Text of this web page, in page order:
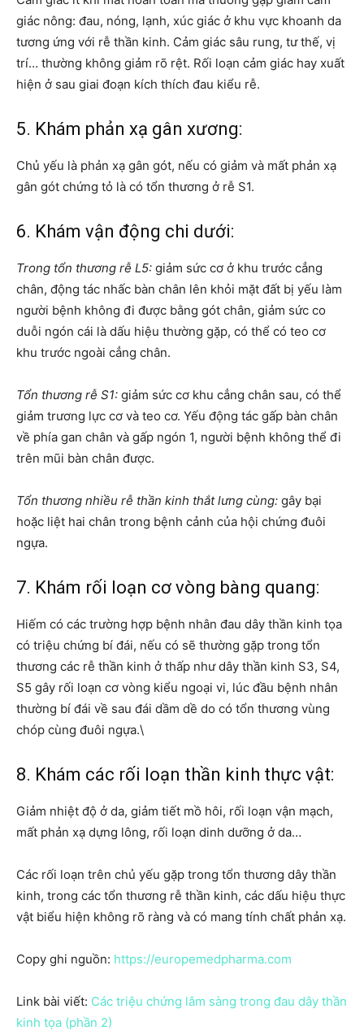
giác nông: đau, nóng, lạnh, xúc giác ở khu vực khoanh da
tương ứng với rễ thần kinh. Cảm giác sâu rung, tư thế, vị
trí… thường không giảm rõ rệt. Rối loạn cảm giác hay xuất
hiện ở sau giai đoạn kích thích đau kiểu rễ.
5. Khám phản xạ gân xương:
Chủ yếu là phản xạ gân gót, nếu có giảm và mất phản xạ
gân gót chứng tỏ là có tổn thương ở rễ S1.
6. Khám vận động chi dưới:
Trong tổn thương rễ L5: giảm sức cơ ở khu trước cẳng
chân, động tác nhấc bàn chân lên khỏi mặt đất bị yếu làm
người bệnh không đi được bằng gót chân, giảm sức co
duỗi ngón cái là dấu hiệu thường gặp, có thể có teo cơ
khu trước ngoài cẳng chân.
Tổn thương rễ S1: giảm sức cơ khu cẳng chân sau, có thể
giảm trương lực cơ và teo cơ. Yếu động tác gấp bàn chân
về phía gan chân và gấp ngón 1, người bệnh không thể đi
trên mũi bàn chân được.
Tổn thương nhiều rễ thần kinh thắt lưng cùng: gây bại
hoặc liệt hai chân trong bệnh cảnh của hội chứng đuôi
ngựa.
7. Khám rối loạn cơ vòng bàng quang:
Hiếm có các trường hợp bệnh nhân đau dây thần kinh tọa
có triệu chứng bí đái, nếu có sẽ thường gặp trong tổn
thương các rễ thần kinh ở thấp như dây thần kinh S3, S4,
S5 gây rối loạn cơ vòng kiểu ngoại vi, lúc đầu bệnh nhân
thường bí đái về sau đái dầm dề do có tổn thương vùng
chóp cùng đuôi ngựa.\
8. Khám các rối loạn thần kinh thực vật:
Giảm nhiệt độ ở da, giảm tiết mồ hôi, rối loạn vận mạch,
mất phản xạ dựng lông, rối loạn dinh dưỡng ở da…
Các rối loạn trên chủ yếu gặp trong tổn thương dây thần
kinh, trong các tổn thương rễ thần kinh, các dấu hiệu thực
vật biểu hiện không rõ ràng và có mang tính chất phản xạ.
Copy ghi nguồn: https://europemedpharma.com
Link bài viết: Các triệu chứng lâm sàng trong đau dây thần
kinh tọa (phần 2)